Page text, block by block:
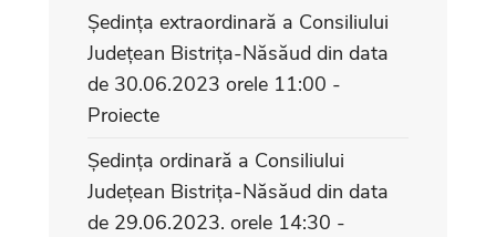
Ședința extraordinară a Consiliului
Județean Bistrița-Năsăud din data
de 30.06.2023 orele 11:00 -
Proiecte
Ședința ordinară a Consiliului
Județean Bistrița-Năsăud din data
de 29.06.2023. orele 14:30 -